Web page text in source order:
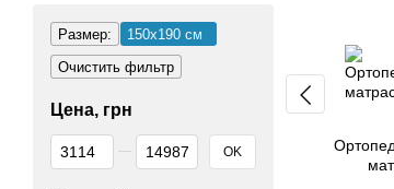
Размер:
150х190 см
Очистить фильтр
Цена, грн
От Цена, грн
До Цена, грн OK